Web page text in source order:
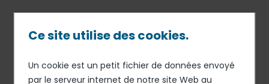
principal
03 SEP 18 ORGANISATION
Ce site utilise des cookies.
Un cookie est un petit fichier de données envoyé
par le serveur internet de notre site Web au